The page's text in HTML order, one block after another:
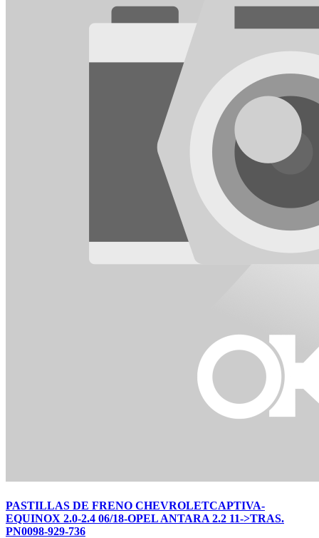
PASTILLAS DE FRENO CHEVROLETCAPTIVA-
EQUINOX 2.0-2.4 06/18-OPEL ANTARA 2.2 11->TRAS.
PN0098-929-736